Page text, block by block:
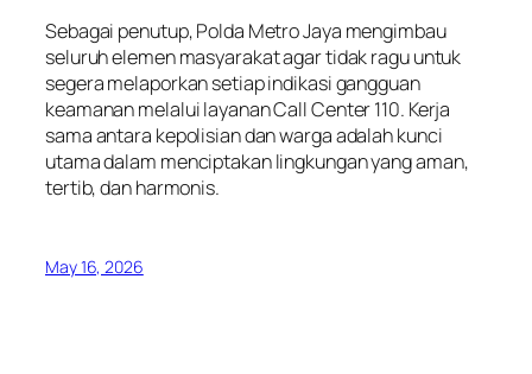
Sebagai penutup, Polda Metro Jaya mengimbau
seluruh elemen masyarakat agar tidak ragu untuk
segera melaporkan setiap indikasi gangguan
keamanan melalui layanan Call Center 110. Kerja
sama antara kepolisian dan warga adalah kunci
utama dalam menciptakan lingkungan yang aman,
tertib, dan harmonis.
May 16, 2026